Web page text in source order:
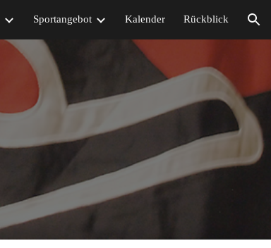
Sportangebot Kalender Rückblick